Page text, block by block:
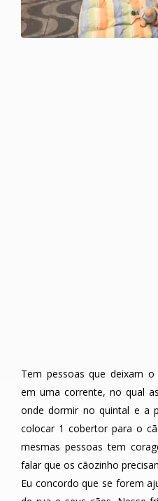
Tem pessoas que deixam
em uma corrente, no qual
onde dormir no quintal e a
colocar 1 cobertor para o
mesmas pessoas tem
falar que os cãozinho
Eu concordo que se forem